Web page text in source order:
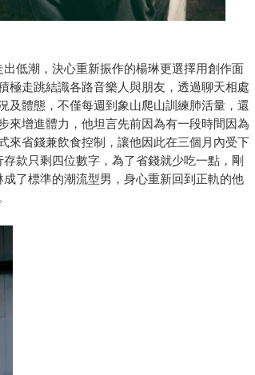
低潮，決心重新振作的楊琳更選擇用創作面
極走跳結識各路音樂人與朋友，透過聊天相處
及體態，不僅每週到象山爬山訓練肺活量，還
來增進體力，他坦言先前因為有一段時間因為
來省錢兼飲食控制，讓他因此在三個月內受下
款只剩四位數字，為了省錢就少吃一點，剛
了標準的潮流型男，身心重新回到正軌的他